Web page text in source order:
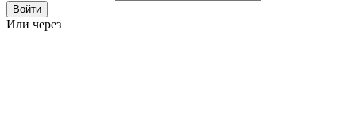
Войти
Или через